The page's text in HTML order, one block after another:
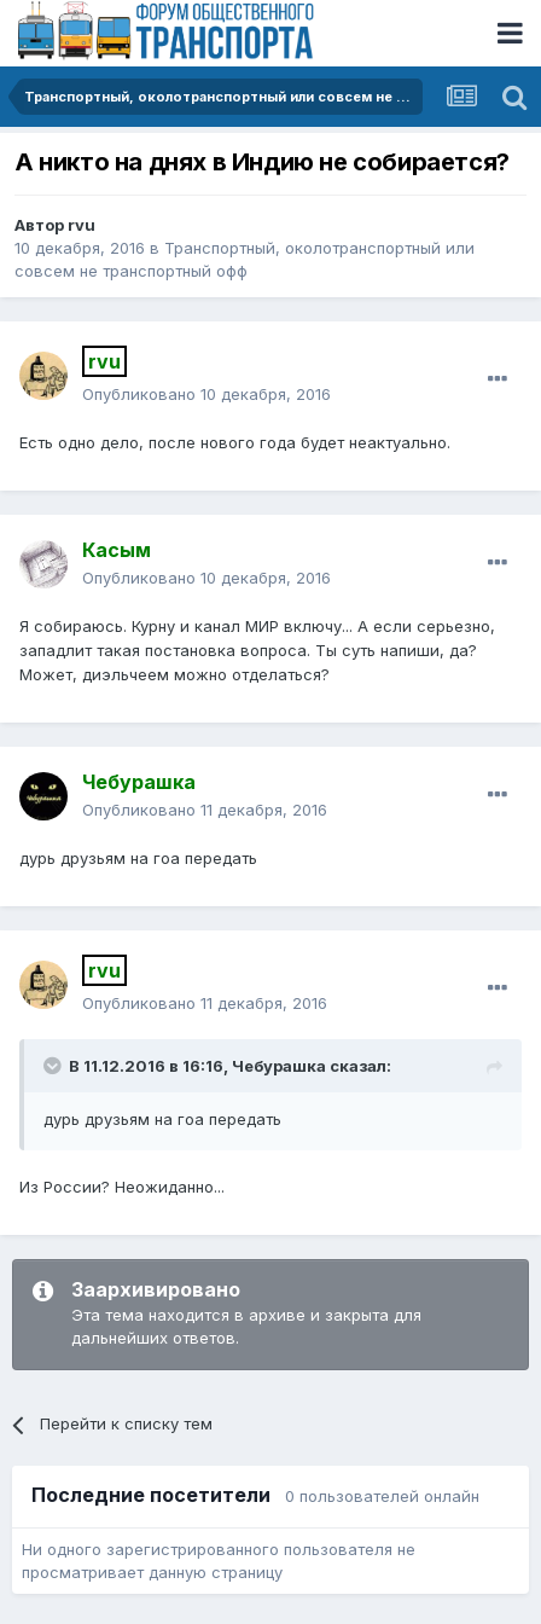
Транспортный, околотранспортный или совсем не транспортный офф
А никто на днях в Индию не собирается?
Автор rvu
10 декабря, 2016 в Транспортный, околотранспортный или
совсем не транспортный офф
rvu
Опубликовано 10 декабря, 2016
Есть одно дело, после нового года будет неактуально.
Касым
Опубликовано 10 декабря, 2016
Я собираюсь. Курну и канал МИР включу... А если серьезно,
западлит такая постановка вопроса. Ты суть напиши, да?
Может, диэльчеем можно отделаться?
Чебурашка
Опубликовано 11 декабря, 2016
дурь друзьям на гоа передать
rvu
Опубликовано 11 декабря, 2016
В 11.12.2016 в 16:16, Чебурашка сказал:
дурь друзьям на гоа передать
Из России? Неожиданно...
Заархивировано
Эта тема находится в архиве и закрыта для
дальнейших ответов.
Перейти к списку тем
Последние посетители 0 пользователей онлайн
Ни одного зарегистрированного пользователя не
просматривает данную страницу